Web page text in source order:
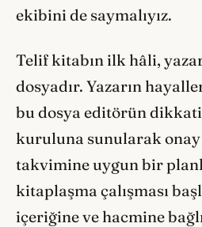
ekibini de saymalıyız.
Telif kitabın ilk hâli,
dosyadır. Yazarın
bu dosya editörün
kuruluna sunularak onay
takvimine uygun bir
kitaplaşma çalışması
içeriğine ve hacmine